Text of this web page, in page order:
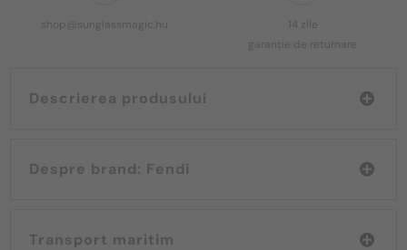
shop@sunglassmagic.hu
14 zile
garanție de returnare
Descrierea produsului
Despre brand: Fendi
Transport maritim